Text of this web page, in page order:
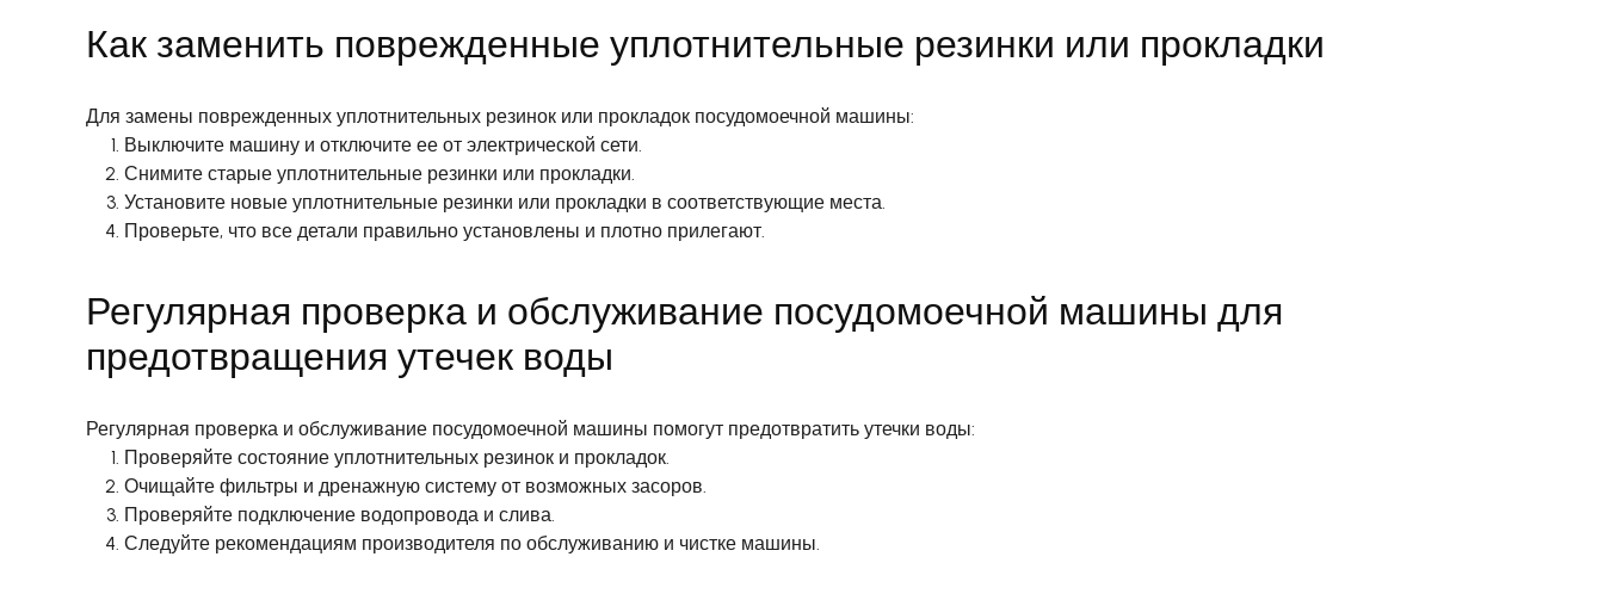
Как заменить поврежденные уплотнительные резинки или прокладки
Для замены поврежденных уплотнительных резинок или прокладок посудомоечной машины:
Выключите машину и отключите ее от электрической сети.
Снимите старые уплотнительные резинки или прокладки.
Установите новые уплотнительные резинки или прокладки в соответствующие места.
Проверьте, что все детали правильно установлены и плотно прилегают.
Регулярная проверка и обслуживание посудомоечной машины для
предотвращения утечек воды
Регулярная проверка и обслуживание посудомоечной машины помогут предотвратить утечки воды:
Проверяйте состояние уплотнительных резинок и прокладок.
Очищайте фильтры и дренажную систему от возможных засоров.
Проверяйте подключение водопровода и слива.
Следуйте рекомендациям производителя по обслуживанию и чистке машины.